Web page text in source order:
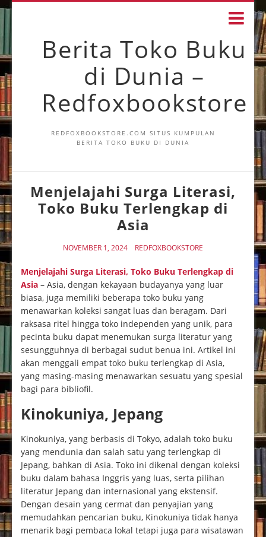
Berita Toko Buku
di Dunia –
Redfoxbookstore
REDFOXBOOKSTORE.COM SITUS KUMPULAN
BERITA TOKO BUKU DI DUNIA
Menjelajahi Surga Literasi,
Toko Buku Terlengkap di
Asia
NOVEMBER 1, 2024 REDFOXBOOKSTORE
Menjelajahi Surga Literasi, Toko Buku Terlengkap di
Asia – Asia, dengan kekayaan budayanya yang luar
biasa, juga memiliki beberapa toko buku yang
menawarkan koleksi sangat luas dan beragam. Dari
raksasa ritel hingga toko independen yang unik, para
pecinta buku dapat menemukan surga literatur yang
sesungguhnya di berbagai sudut benua ini. Artikel ini
akan menggali empat toko buku terlengkap di Asia,
yang masing-masing menawarkan sesuatu yang spesial
bagi para bibliofil.
Kinokuniya, Jepang
Kinokuniya, yang berbasis di Tokyo, adalah toko buku
yang mendunia dan salah satu yang terlengkap di
Jepang, bahkan di Asia. Toko ini dikenal dengan koleksi
buku dalam bahasa Inggris yang luas, serta pilihan
literatur Jepang dan internasional yang ekstensif.
Dengan desain yang cermat dan penyajian yang
memudahkan pencarian buku, Kinokuniya tidak hanya
menarik bagi pembaca lokal tetapi juga para wisatawan